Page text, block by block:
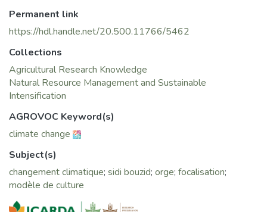
agricole. Il est nettement perceptible et tend à
s’accentuer dans la rive sud du bassin méditerranéen, où se
pour la Tunisie montrent une augmentation de la
température moyenne annuelle de 2°C et une
réduction des précipitations de 20% à l’horizon de 2050 et
une fréquence élevé des phénomènes
cadre du projet «water and livelihood initiative»
financé par USAID et géré par ICARDA-IRA-INRAT-INAT,
propose d’étudier l’impact du CC sur la
production de l’orge dans le gouvernorat de Sidi Bouzid
Permanent link
https://hdl.handle.net/20.500.11766/5462
Collections
Agricultural Research Knowledge
Natural Resource Management and Sustainable
Intensification
AGROVOC Keyword(s)
climate change
Subject(s)
changement climatique; sidi bouzid; orge; focalisation;
modèle de culture